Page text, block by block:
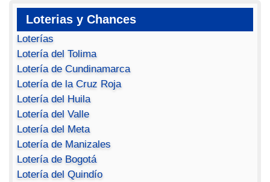
Loterias y Chances
Loterías
Lotería del Tolima
Lotería de Cundinamarca
Lotería de la Cruz Roja
Lotería del Huila
Lotería del Valle
Lotería del Meta
Lotería de Manizales
Lotería de Bogotá
Lotería del Quindío